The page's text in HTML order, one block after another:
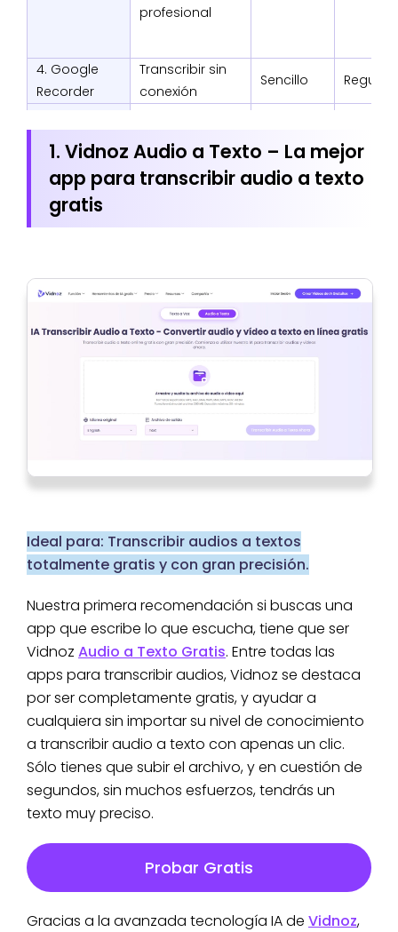
profesional
4. Google
Recorder
Transcribir sin
conexión
Sencillo Regular
5. Clideo
generar
subtítulos
Bastante
sencillo
Media
6. Otter.ai
reuniones
laborales
Regular Muy alta
7. Whisper
Experimentar
con un
software de
8.
Speechnotes
Resultados
rápidos
9.
Dictation.io
reconocimiento
de voz
Avanzada
1. Vidnoz Audio a Texto – La mejor
app para transcribir audio a texto
gratis
Ideal para: Transcribir audios a textos
totalmente gratis y con gran precisión.
Nuestra primera recomendación si buscas una
app que escribe lo que escucha, tiene que ser
Vidnoz Audio a Texto Gratis. Entre todas las
apps para transcribir audios, Vidnoz se destaca
por ser completamente gratis, y ayudar a
cualquiera sin importar su nivel de conocimiento
a transcribir audio a texto con apenas un clic.
Sólo tienes que subir el archivo, y en cuestión de
segundos, sin muchos esfuerzos, tendrás un
texto muy preciso.
Probar Gratis
Gracias a la avanzada tecnología IA de Vidnoz,